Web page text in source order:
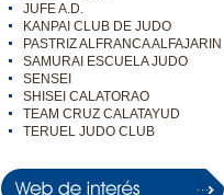
JUFE A.D.
KANPAI CLUB DE JUDO
PASTRIZ ALFRANCA ALFAJARIN
SAMURAI ESCUELA JUDO
SENSEI
SHISEI CALATORAO
TEAM CRUZ CALATAYUD
TERUEL JUDO CLUB